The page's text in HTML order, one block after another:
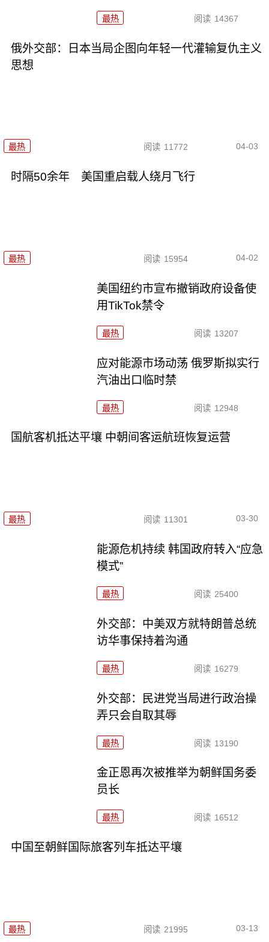
最热 阅读 14367
俄外交部：日本当局企图向年轻一代灌输复仇主义
思想
最热 阅读 11772 04-03
时隔50余年 美国重启载人绕月飞行
最热 阅读 15954 04-02
美国纽约市宣布撤销政府设备使
用TikTok禁令
最热 阅读 13207
应对能源市场动荡 俄罗斯拟实行
汽油出口临时禁
最热 阅读 12948
国航客机抵达平壤 中朝间客运航班恢复运营
最热 阅读 11301 03-30
能源危机持续 韩国政府转入“应急
模式”
最热 阅读 25400
外交部：中美双方就特朗普总统
访华事保持着沟通
最热 阅读 16279
外交部：民进党当局进行政治操
弄只会自取其辱
最热 阅读 13190
金正恩再次被推举为朝鲜国务委
员长
最热 阅读 16512
中国至朝鲜国际旅客列车抵达平壤
最热 阅读 21995 03-13